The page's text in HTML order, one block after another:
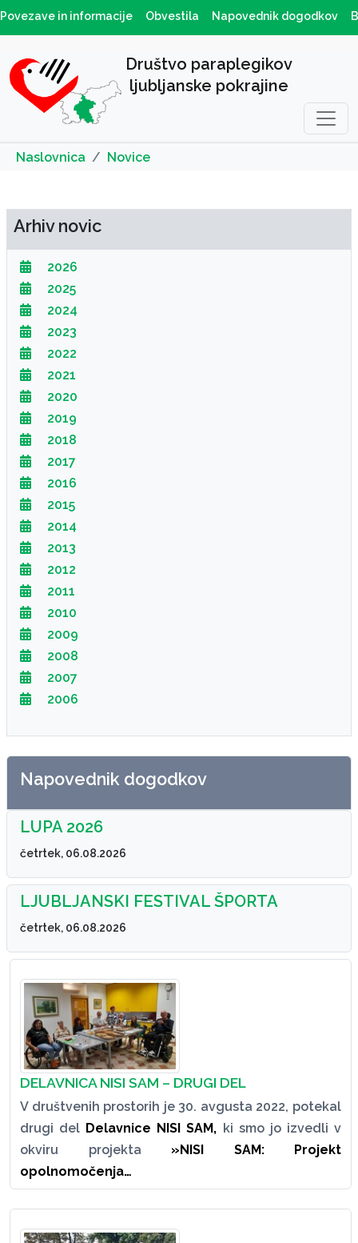
Povezave in informacije Obvestila Napovednik dogodkov
Društvo paraplegikov
ljubljanske pokrajine
Naslovnica Novice
Arhiv novic
2026
2025
2024
2023
2022
2021
2020
2019
2018
2017
2016
2015
2014
2013
2012
2011
2010
2009
2008
2007
2006
Napovednik dogodkov
LUPA 2026
četrtek, 06.08.2026
LJUBLJANSKI FESTIVAL ŠPORTA
četrtek, 06.08.2026
DELAVNICA NISI SAM – DRUGI DEL
V društvenih prostorih je 30. avgusta 2022, potekal
drugi del Delavnice NISI SAM, ki smo jo izvedli v
okviru projekta »NISI SAM: Projekt
opolnomočenja…